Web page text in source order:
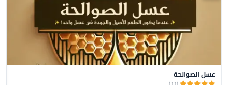
عسل الصوالحة